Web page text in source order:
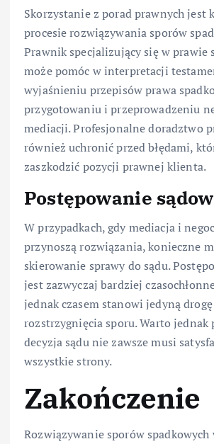
Skorzystanie z porad prawnych jest
procesie rozwiązywania sporów
Prawnik specjalizujący się w prawie
może pomóc w interpretacji
wyjaśnieniu przepisów prawa
przygotowaniu i przeprowadzeniu
mediacji. Profesjonalne doradztwo
również uchronić przed błędami,
zaszkodzić pozycji prawnej klienta.
Postępowanie
W przypadkach, gdy mediacja i
przynoszą rozwiązania, konieczne
skierowanie sprawy do sądu.
jest zazwyczaj bardziej
jednak czasem stanowi jedyną
rozstrzygnięcia sporu. Warto jednak
decyzja sądu nie zawsze musi
wszystkie strony.
Zakończenie
Rozwiązywanie sporów spadkowych